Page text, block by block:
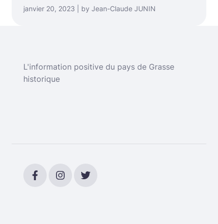
janvier 20, 2023 | by Jean-Claude JUNIN
L'information positive du pays de Grasse
historique